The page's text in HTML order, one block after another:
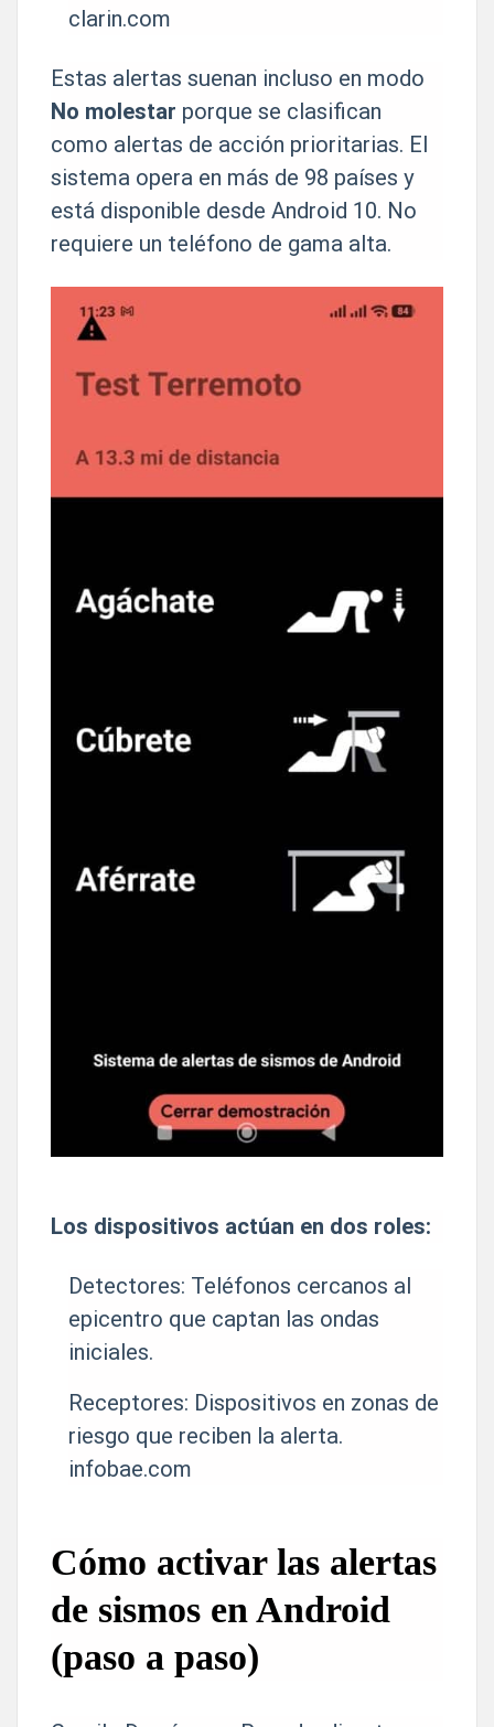
clarin.com
Estas alertas suenan incluso en modo
No molestar porque se clasifican
como alertas de acción prioritarias. El
sistema opera en más de 98 países y
está disponible desde Android 10. No
requiere un teléfono de gama alta.
Los dispositivos actúan en dos roles:
Detectores: Teléfonos cercanos al
epicentro que captan las ondas
iniciales.
Receptores: Dispositivos en zonas de
riesgo que reciben la alerta.
infobae.com
Cómo activar las alertas
de sismos en Android
(paso a paso)